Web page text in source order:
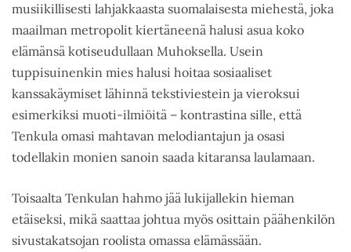
musiikillisesti lahjakkaasta suomalaisesta miehestä, joka
maailman metropolit kiertäneenä halusi asua koko
elämänsä kotiseudullaan Muhoksella. Usein
tuppisuinenkin mies halusi hoitaa sosiaaliset
kanssakäymiset lähinnä tekstiviestein ja vieroksui
esimerkiksi muoti-ilmiöitä – kontrastina sille, että
Tenkula omasi mahtavan melodiantajun ja osasi
todellakin monien sanoin saada kitaransa laulamaan.
Toisaalta Tenkulan hahmo jää lukijallekin hieman
etäiseksi, mikä saattaa johtua myös osittain päähenkilön
sivustakatsojan roolista omassa elämässään.